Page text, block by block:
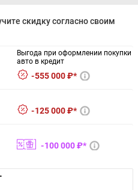
скидку согласно своим
Выгода при оформлении покупки
авто в кредит
555 000 ₽*
125 000 ₽*
100 000 ₽*